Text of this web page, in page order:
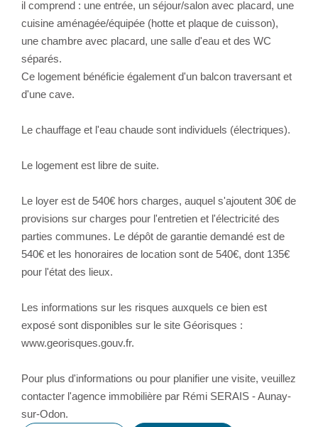
il comprend : une entrée, un séjour/salon avec placard, une
cuisine aménagée/équipée (hotte et plaque de cuisson),
une chambre avec placard, une salle d'eau et des WC
séparés.
Ce logement bénéficie également d'un balcon traversant et
d'une cave.
Le chauffage et l'eau chaude sont individuels (électriques).
Le logement est libre de suite.
Le loyer est de 540€ hors charges, auquel s'ajoutent 30€ de
provisions sur charges pour l'entretien et l'électricité des
parties communes. Le dépôt de garantie demandé est de
540€ et les honoraires de location sont de 540€, dont 135€
pour l'état des lieux.
Les informations sur les risques auxquels ce bien est
exposé sont disponibles sur le site Géorisques :
www.georisques.gouv.fr.
Pour plus d'informations ou pour planifier une visite, veuillez
contacter l'agence immobilière par Rémi SERAIS - Aunay-
sur-Odon.